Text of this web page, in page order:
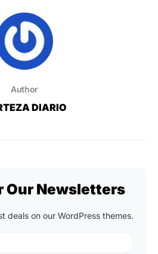
Author
DIARIO
Our Newsletters
deals on our WordPress themes.